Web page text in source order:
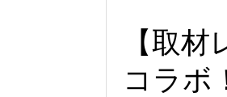
【取
コラボ